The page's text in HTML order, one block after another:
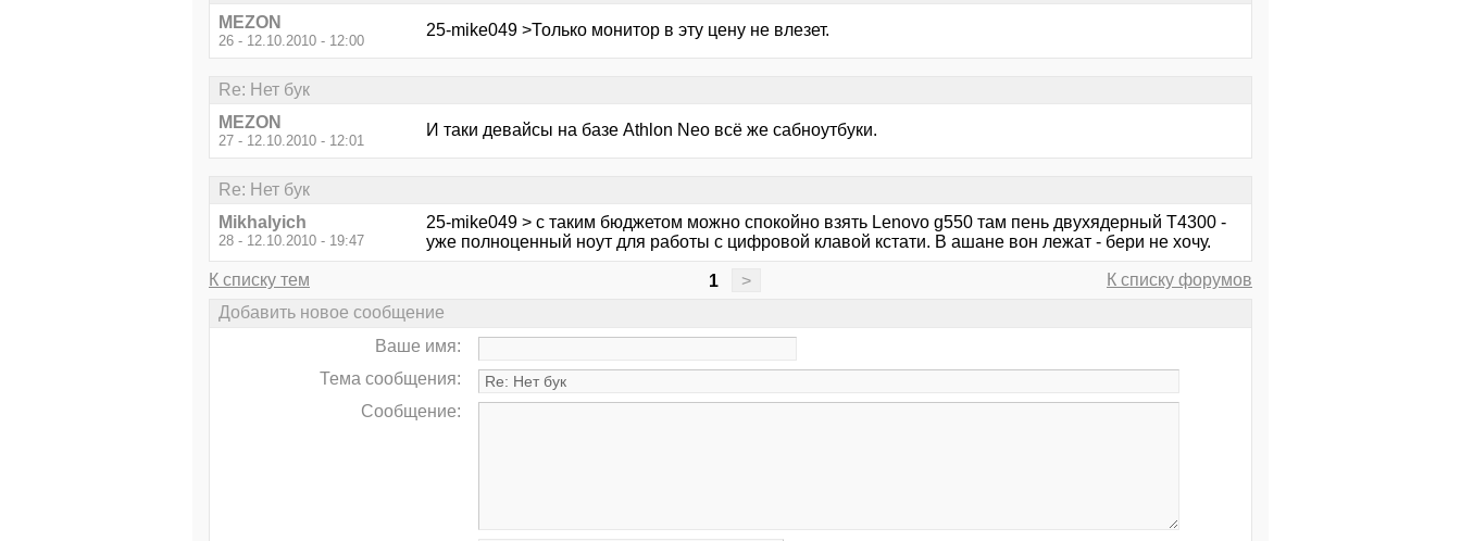
MEZON
26 - 12.10.2010 - 12:00
25-mike049 >Только монитор в эту цену не влезет.
Re: Нет бук
MEZON
27 - 12.10.2010 - 12:01
И таки девайсы на базе Athlon Neo всё же сабноутбуки.
Re: Нет бук
Mikhalyich
28 - 12.10.2010 - 19:47
25-mike049 > с таким бюджетом можно спокойно взять Lenovo g550 там пень двухядерный T4300 -
уже полноценный ноут для работы с цифровой клавой кстати. В ашане вон лежат - бери не хочу.
К списку тем 1 >
К списку форумов
Добавить новое сообщение
Ваше имя:
Тема сообщения:
Сообщение: